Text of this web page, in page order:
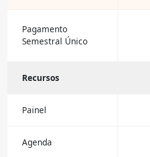
Pagamento
Semestral Único
Recursos
Painel
Agenda